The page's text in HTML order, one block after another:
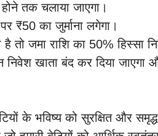
तक चलाया जाएगा।
₹50 का जुर्माना लगेगा।
है तो जमा राशि का 50% हिस्सा
निवेश खाता बंद कर दिया जाएगा
के भविष्य को सुरक्षित और